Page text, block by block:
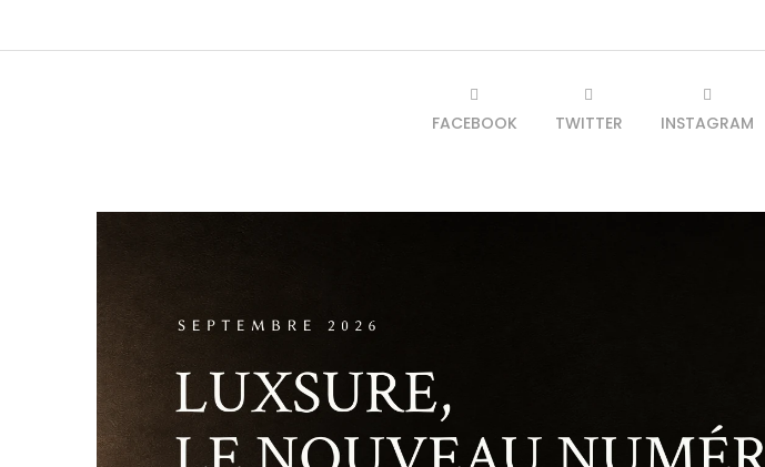
FACEBOOK TWITTER INSTAGRAM